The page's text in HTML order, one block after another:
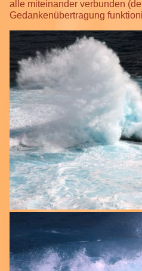
alle miteinander verbunden
Gedankenübertragung